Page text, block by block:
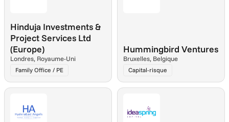
Hinduja Investments &
Project Services Ltd
(Europe)
Londres, Royaume-Uni
Family Office / PE
Hummingbird Ventures
Bruxelles, Belgique
Capital-risque